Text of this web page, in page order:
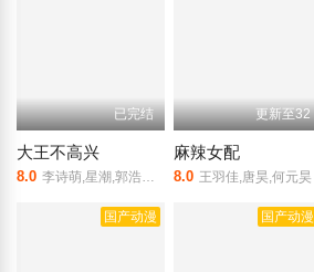
已完结
大王不高兴
8.0 李诗萌,星潮,郭浩然,谷江山,亚捷,龙吟
更新至32
麻辣女配
8.0 王羽佳,唐昊,何元昊
国产动漫 国产动漫